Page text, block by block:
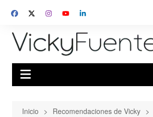
contenido
Inicio
Recomendaciones de Vicky